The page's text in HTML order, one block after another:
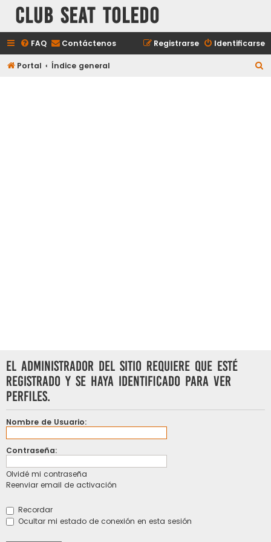
Club Seat Toledo
FAQ Contáctenos Identificarse
Registrarse
Portal Índice general
El administrador del sitio requiere que esté
registrado y se haya identificado para ver
perfiles.
Nombre de Usuario:
Contraseña:
Olvidé mi contraseña
Reenviar email de activación
Recordar
Ocultar mi estado de conexión en esta sesión